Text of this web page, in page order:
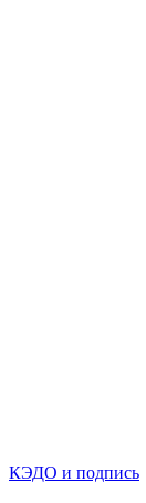
КЭДО и подпись